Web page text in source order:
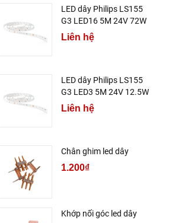
LED dây Philips LS155
G3 LED16 5M 24V 72W
Liên hệ
LED dây Philips LS155
G3 LED3 5M 24V 12.5W
Liên hệ
Chân ghim led dây
1.200₫
Khớp nối góc led dây